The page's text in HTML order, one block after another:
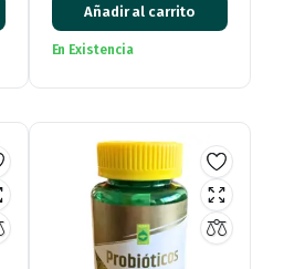
Añadir al carrito
En Existencia